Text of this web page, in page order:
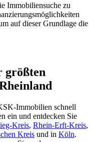
Immobiliensuche zu
auf dieser Grundlage die
größten
Immobilien schnell
ein und entdecken Sie
Kreis, Rhein-Erft-Kreis,
Kreis und in Köln.